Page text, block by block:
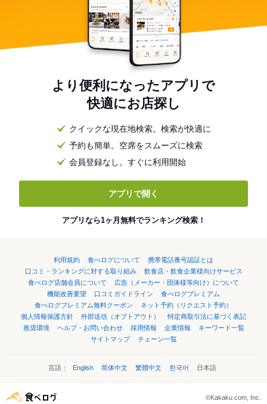
より便利になったアプリで
快適にお店探し
クイックな現在地検索。検索が快適に
予約も簡単。空席をスムーズに検索
会員登録なし。すぐに利用開始
アプリで開く
アプリなら1ヶ月無料でランキング検索！
利用規約 食べログについて
携帯電話番号認証とは
口コミ・ランキングに対する取り組み
飲食店・飲食企業様向けサービス
食べログ店舗会員について
広告（メーカー・団体様等向け）について
機能改善要望
口コミガイドライン
食べログプレミアム
食べログプレミアム無料クーポン
ネット予約（リクエスト予約）
個人情報保護方針
外部送信（オプトアウト）
特定商取引法に基づく表記
推奨環境
ヘルプ・お問い合わせ 採用情報 企業情報
キーワード一覧
サイトマップ
チェーン一覧
言語： English 简体中文 繁體中文 한국어 日本語
©Kakaku.com, Inc.